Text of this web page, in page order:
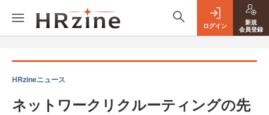
ログイン
新規
会員登録
HRzineニュース
ネットワークリクルーティングの先